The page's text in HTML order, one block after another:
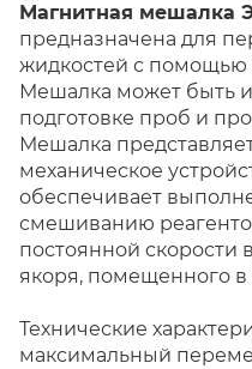
Магнитная мешалка
предназначена для
жидкостей с помощью
Мешалка может быть
подготовке проб и
Мешалка
механическое
обеспечивает
смешиванию
постоянной скорости
якоря, помещенного в
Технические
максимальный